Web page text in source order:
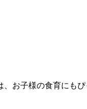
お子様の食育にも